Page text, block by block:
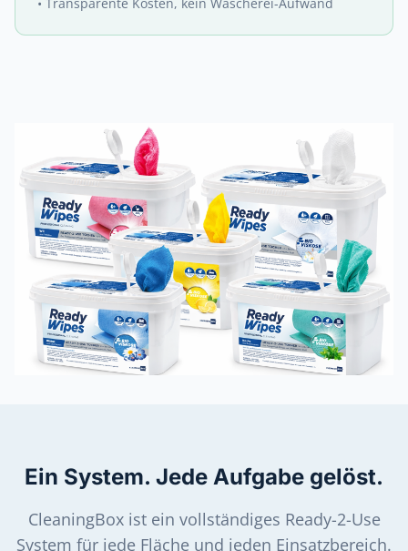
Ein System. Jede Aufgabe gelöst.
CleaningBox ist ein vollständiges Ready-2-Use
System für jede Fläche und jeden Einsatzbereich.